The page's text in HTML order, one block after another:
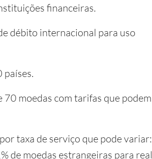
financeiras.
débito internacional para uso
países.
moedas com tarifas que podem
taxa de serviço que pode variar:
de moedas estrangeiras para real